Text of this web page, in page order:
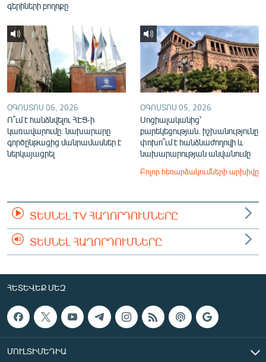
գերիների բողոքը
ՕԳՈՍՏՈՍ 06, 2026
Ո՞ւմ է հանձնվելու ՀԷՑ-ի
կառավարումը. նախարարը
գործընթացից մանրամասներ է
ներկայացրել
ՕԳՈՍՏՈՍ 05, 2026
Սոցիալականից՝
բարեկեցության. իշխանությունը
փոխո՞ւմ է հանձնաժողովի և
նախարարության անվանումը
Բոլոր հեռարձակումների արխիվը
ՏԵՍՆԵԼ TV ՀԱՂՈՐԴՈՒՄՆԵՐԸ
ՏԵՍՆԵԼ ՀԱՂՈՐԴՈՒՄՆԵՐԸ
ՀԵՏԵՎԵՔ ՄԵԶ
ՄՈՒԼՏԻՄԵԴԻԱ